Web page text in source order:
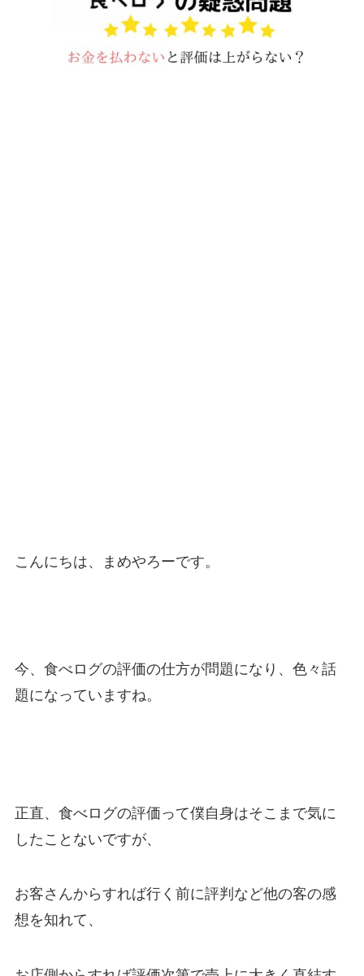
こんにちは、まめやろーです。
今、食べログの評価の仕方が問題になり、色々話
題になっていますね。
正直、食べログの評価って僕自身はそこまで気に
したことないですが、
お客さんからすれば行く前に評判など他の客の感
想を知れて、